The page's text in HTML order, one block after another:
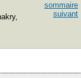
sommaire
suivant